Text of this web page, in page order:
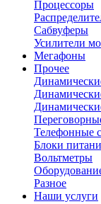
Процессоры
Сабвуферы
Усилители
Мегафоны
Прочее
Телефонные
Блоки
Вольтметры
Разное
Наши услуги